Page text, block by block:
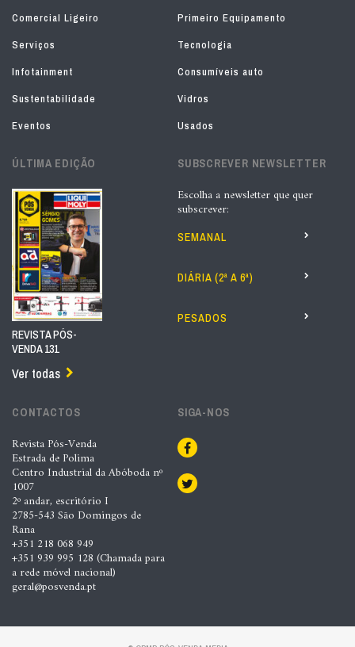
Comercial Ligeiro
Primeiro Equipamento
Serviços
Tecnologia
Infotainment
Consumíveis auto
Sustentabilidade
Vidros
Eventos
Usados
ÚLTIMA EDIÇÃO
REVISTA PÓS-
VENDA 131
Ver todas
SUBSCREVER NEWSLETTER
Escolha a newsletter que quer
subscrever:
SEMANAL
DIÁRIA (2ª A 6ª)
PESADOS
CONTACTOS
Revista Pós-Venda
Estrada de Polima
Centro Industrial da Abóboda nº
1007
2º andar, escritório I
2785-543 São Domingos de
Rana
+351 218 068 949
+351 939 995 128 (Chamada para
a rede móvel nacional)
geral@posvenda.pt
SIGA-NOS